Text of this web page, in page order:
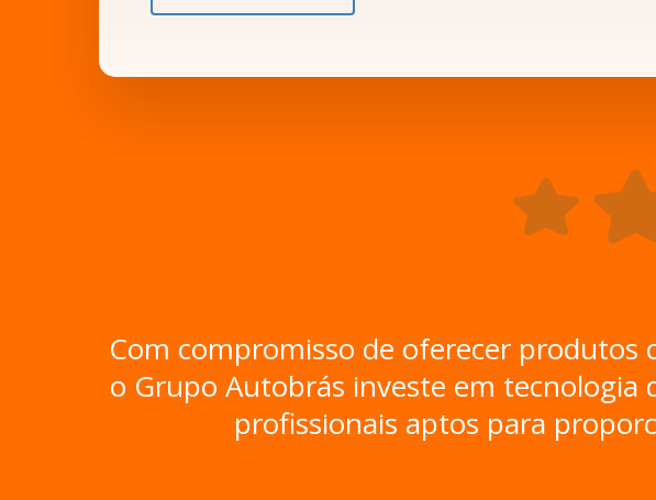
Com compromisso de oferecer produtos
o Grupo Autobrás investe em
profissionais aptos para